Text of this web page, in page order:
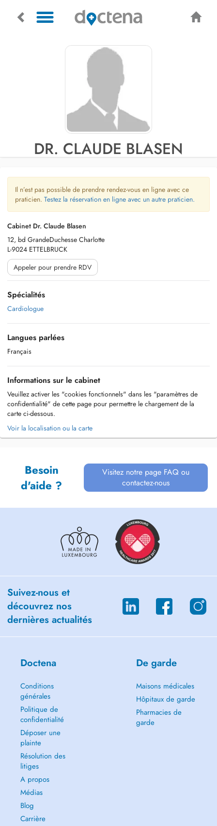
DR. CLAUDE BLASEN
Il n’est pas possible de prendre rendez-vous en ligne avec ce
praticien. Testez la réservation en ligne avec un autre praticien.
Cabinet Dr. Claude Blasen
12, bd GrandeDuchesse Charlotte
L-9024 ETTELBRUCK
Appeler pour prendre RDV
Spécialités
Cardiologue
Langues parlées
Français
Informations sur le cabinet
Veuillez activer les "cookies fonctionnels" dans les "paramètres de
confidentialité" de cette page pour permettre le chargement de la
carte ci-dessous.
Voir la localisation ou la carte
Besoin
d'aide ?
Visitez notre page FAQ ou
contactez-nous
Suivez-nous et
découvrez nos
dernières actualités
Doctena
Conditions
générales
Politique de
confidentialité
Déposer une
plainte
Résolution des
litiges
A propos
Médias
Blog
Carrière
De garde
Maisons médicales
Hôpitaux de garde
Pharmacies de
garde